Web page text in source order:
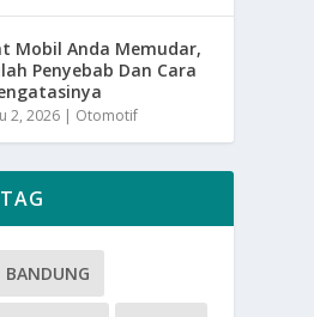
Mobil Anda Memudar,
Penyebab Dan Cara
2, 2026 | Otomotif
BANDUNG